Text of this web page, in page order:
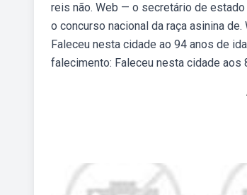
reis não. Web — o secretário de estado
o concurso nacional da raça asinina
Faleceu nesta cidade ao 94 anos de
falecimento: Faleceu nesta cidade aos